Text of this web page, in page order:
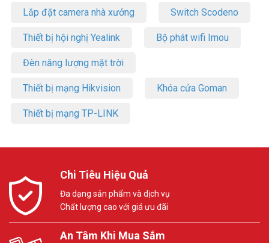
Lắp đặt camera nhà xưởng Switch Scodeno
Thiết bị hội nghị Yealink Bộ phát wifi Imou
Đèn năng lượng mặt trời
Thiết bị mạng Hikvision Khóa cửa Goman
Thiết bị mạng TP-LINK
Chi Tiêu Hiệu Quả
Đa dạng sản phẩm và dịch vụ
Chất lượng cao với giá ưu đãi
An Tâm Khi Mua Sắm